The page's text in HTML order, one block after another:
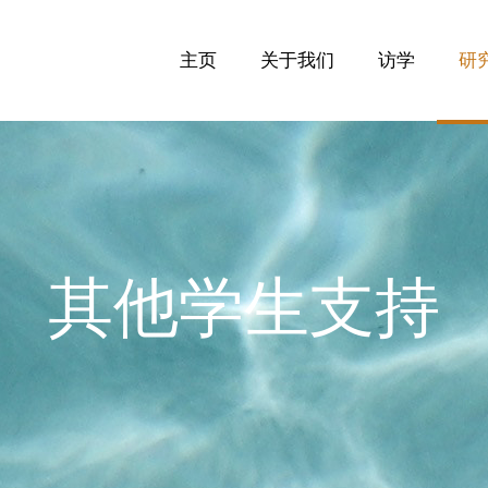
主页 关于我们 访学 研
其他学生支持